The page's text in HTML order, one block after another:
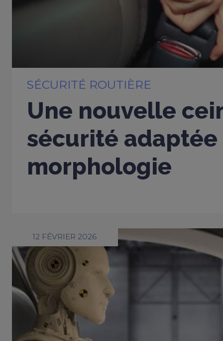
SÉCURITÉ ROUTIÈRE
Une nouvelle
sécurité adaptée
morphologie
12 FÉVRIER 2026